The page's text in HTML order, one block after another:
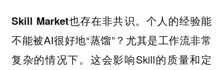
Skill Market也存在非共识。 个人的经验能
不能被AI很好地“蒸馏”？尤其是工作流非常
复杂的情况下。这会影响Skill的质量和定